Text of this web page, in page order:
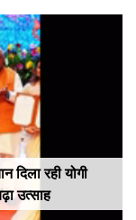
दिला रही योगी
उत्साह